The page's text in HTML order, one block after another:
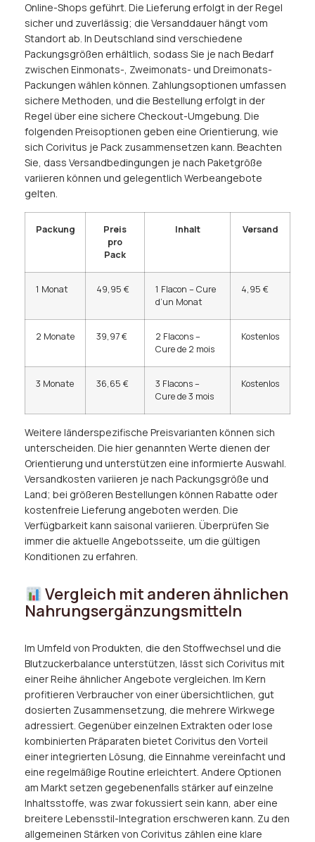
Online-Shops geführt. Die Lieferung erfolgt in der Regel
sicher und zuverlässig; die Versanddauer hängt vom
Standort ab. In Deutschland sind verschiedene
Packungsgrößen erhältlich, sodass Sie je nach Bedarf
zwischen Einmonats-, Zweimonats- und Dreimonats-
Packungen wählen können. Zahlungsoptionen umfassen
sichere Methoden, und die Bestellung erfolgt in der
Regel über eine sichere Checkout-Umgebung. Die
folgenden Preisoptionen geben eine Orientierung, wie
sich Corivitus je Pack zusammensetzen kann. Beachten
Sie, dass Versandbedingungen je nach Paketgröße
variieren können und gelegentlich Werbeangebote
gelten.
Packung
Preis
pro
Pack
Inhalt Versand
1 Monat 49,95 €
1 Flacon – Cure
d’un Monat
4,95 €
2 Monate 39,97 €
2 Flacons –
Cure de 2 mois
Kostenlos
3 Monate 36,65 €
3 Flacons –
Cure de 3 mois
Kostenlos
Weitere länderspezifische Preisvarianten können sich
unterscheiden. Die hier genannten Werte dienen der
Orientierung und unterstützen eine informierte Auswahl.
Versandkosten variieren je nach Packungsgröße und
Land; bei größeren Bestellungen können Rabatte oder
kostenfreie Lieferung angeboten werden. Die
Verfügbarkeit kann saisonal variieren. Überprüfen Sie
immer die aktuelle Angebotsseite, um die gültigen
Konditionen zu erfahren.
Vergleich mit anderen ähnlichen
Nahrungsergänzungsmitteln
Im Umfeld von Produkten, die den Stoffwechsel und die
Blutzuckerbalance unterstützen, lässt sich Corivitus mit
einer Reihe ähnlicher Angebote vergleichen. Im Kern
profitieren Verbraucher von einer übersichtlichen, gut
dosierten Zusammensetzung, die mehrere Wirkwege
adressiert. Gegenüber einzelnen Extrakten oder lose
kombinierten Präparaten bietet Corivitus den Vorteil
einer integrierten Lösung, die Einnahme vereinfacht und
eine regelmäßige Routine erleichtert. Andere Optionen
am Markt setzen gegebenenfalls stärker auf einzelne
Inhaltsstoffe, was zwar fokussiert sein kann, aber eine
breitere Lebensstil-Integration erschweren kann. Zu den
allgemeinen Stärken von Corivitus zählen eine klare